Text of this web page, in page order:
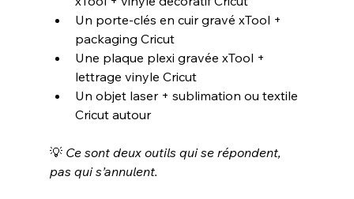
Un porte-clés en cuir gravé xTool +
packaging Cricut
Une plaque plexi gravée xTool +
lettrage vinyle Cricut
Un objet laser + sublimation ou textile
Cricut autour
💡 Ce sont deux outils qui se répondent,
pas qui s’annulent.